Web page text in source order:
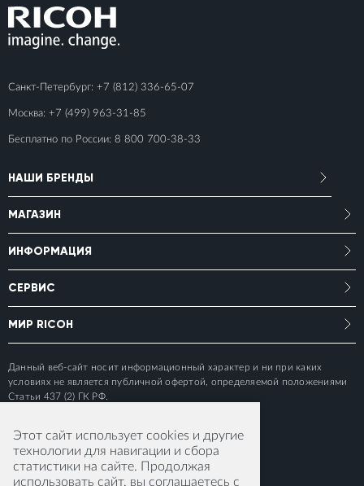
Санкт-Петербург: +7 (812) 336-65-07
Москва: +7 (499) 963-31-85
Бесплатно по России: 8 800 700-38-33
НАШИ БРЕНДЫ
МАГАЗИН
ИНФОРМАЦИЯ
СЕРВИС
МИР RICOH
Данный веб-сайт носит информационный характер и ни при каких
условиях не является публичной офертой, определяемой положениями
Статьи 437 (2) ГК РФ.
Этот сайт использует cookies и другие
технологии для навигации и сбора
статистики на сайте. Продолжая
использовать сайт, вы соглашаетесь с